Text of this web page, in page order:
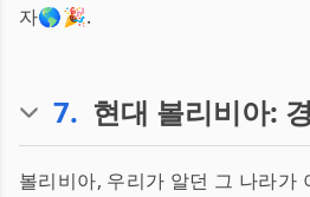
자🌎🎉.
7. 현대 볼리비아:
볼리비아, 우리가 알던 그 나라가